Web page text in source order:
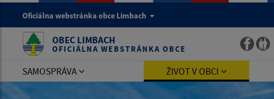
Oficiálna webstránka obce Limbach
OBEC LIMBACH
OFICIÁLNA WEBSTRÁNKA OBCE
SAMOSPRÁVA ŽIVOT V OBCI